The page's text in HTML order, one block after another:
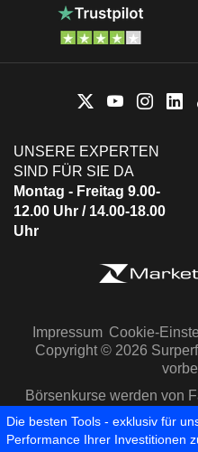
UNSERE EXPERTEN
SIND FÜR SIE DA
Montag - Freitag 9.00-
12.00 Uhr / 14.00-18.00
Uhr
Impressum Cookie-
Copyright © 2026
Börsenkurse werden von
Capital IQ zur
Die besten Tools - exklusiv für
Performance Ihrer Investitionen